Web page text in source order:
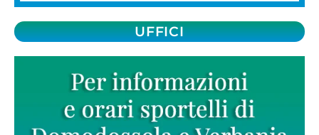
UFFICI